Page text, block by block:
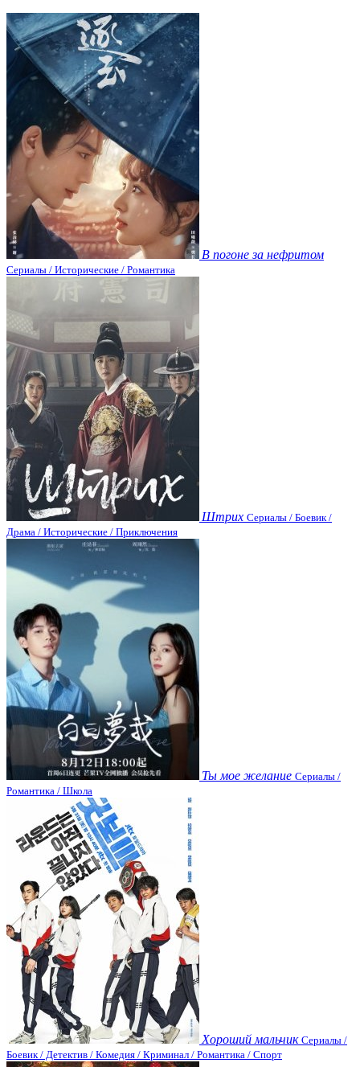
В погоне за нефритом
Сериалы / Исторические / Романтика
Штрих Сериалы / Боевик /
Драма / Исторические / Приключения
Ты мое желание Сериалы /
Романтика / Школа
Хороший мальчик Сериалы /
Боевик / Детектив / Комедия / Криминал / Романтика / Спорт